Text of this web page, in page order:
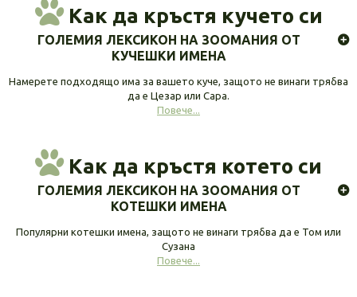
Как да кръстя кучето си
ГОЛЕМИЯ ЛЕКСИКОН НА ЗООМАНИЯ ОТ
КУЧЕШКИ ИМЕНА
Намерете подходящо има за вашето куче, защото не винаги трябва
да е Цезар или Сара.
Повече...
Как да кръстя котето си
ГОЛЕМИЯ ЛЕКСИКОН НА ЗООМАНИЯ ОТ
КОТЕШКИ ИМЕНА
Популярни котешки имена, защото не винаги трябва да е Том или
Сузана
Повече...